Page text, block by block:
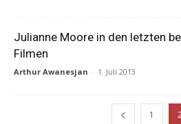
Julianne Moore in den letzten
Filmen
Arthur Awanesjan - 1. Juli 2013
1